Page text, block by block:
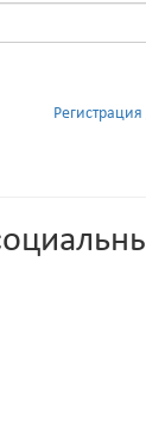
Регистрация